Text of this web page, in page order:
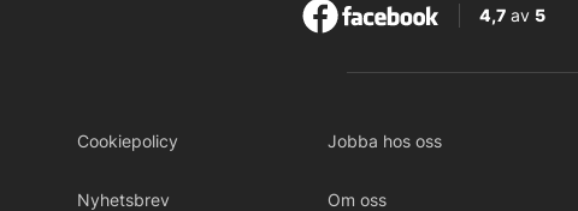
4,7av 5
Cookiepolicy Jobba hos oss
Nyhetsbrev Om oss